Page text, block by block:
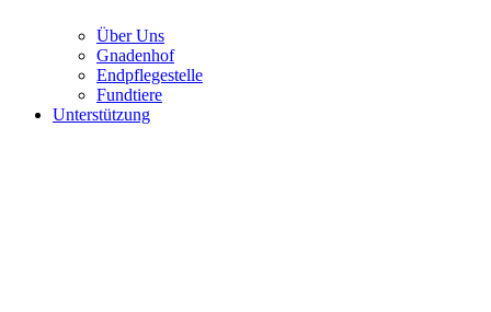
Über Uns
Gnadenhof
Endpflegestelle
Fundtiere
Unterstützung